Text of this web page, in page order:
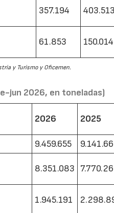
357.194
61.853 150.014
y Turismo y Oficemen.
jun 2026, en toneladas)
2026 2025
9.459.655
8.351.083
1.945.191